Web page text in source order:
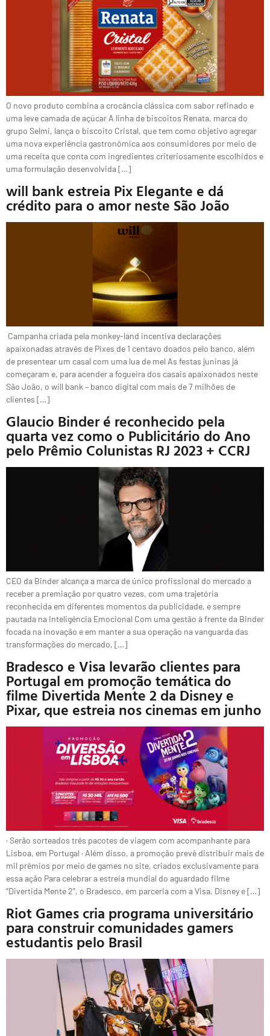
O novo produto combina a crocância clássica com sabor refinado e
uma leve camada de açúcar A linha de biscoitos Renata, marca do
grupo Selmi, lança o biscoito Cristal, que tem como objetivo agregar
uma nova experiência gastronômica aos consumidores por meio de
uma receita que conta com ingredientes criteriosamente escolhidos e
uma formulação desenvolvida […]
will bank estreia Pix Elegante e dá
crédito para o amor neste São João
Campanha criada pela monkey-land incentiva declarações
apaixonadas através de Pixes de 1 centavo doados pelo banco, além
de presentear um casal com uma lua de mel As festas juninas já
começaram e, para acender a fogueira dos casais apaixonados neste
São João, o will bank – banco digital com mais de 7 milhões de
clientes […]
Glaucio Binder é reconhecido pela
quarta vez como o Publicitário do Ano
pelo Prêmio Colunistas RJ 2023 + CCRJ
CEO da Binder alcança a marca de único profissional do mercado a
receber a premiação por quatro vezes, com uma trajetória
reconhecida em diferentes momentos da publicidade, e sempre
pautada na Inteligência Emocional Com uma gestão à frente da Binder
focada na inovação e em manter a sua operação na vanguarda das
transformações do mercado, […]
Bradesco e Visa levarão clientes para
Portugal em promoção temática do
filme Divertida Mente 2 da Disney e
Pixar, que estreia nos cinemas em junho
· Serão sorteados três pacotes de viagem com acompanhante para
Lisboa, em Portugal · Além disso, a promoção prevê distribuir mais de
mil prêmios por meio de games no site, criados exclusivamente para
essa ação Para celebrar a estreia mundial do aguardado filme
“Divertida Mente 2”, o Bradesco, em parceria com a Visa, Disney e […]
Riot Games cria programa universitário
para construir comunidades gamers
estudantis pelo Brasil